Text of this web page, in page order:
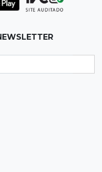
vagas nas
urna, mas diz que
notas do Ensino